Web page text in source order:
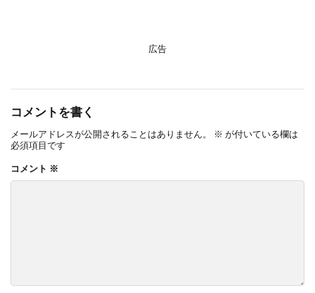
広告
コメントを書く
メールアドレスが公開されることはありません。 ※ が付いている欄は
必須項目です
コメント ※